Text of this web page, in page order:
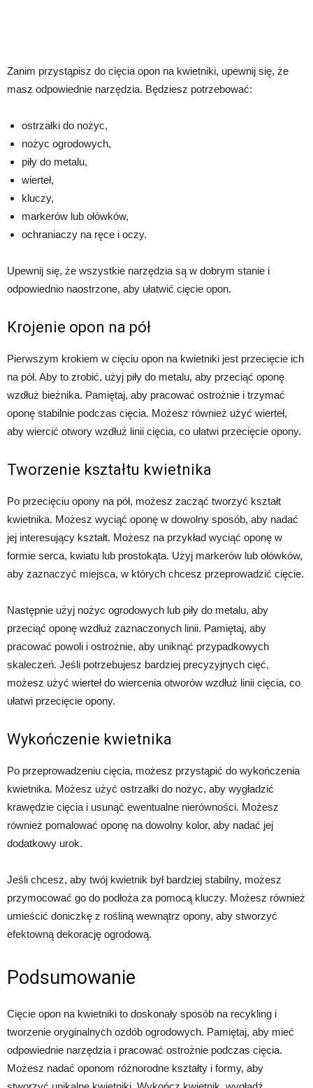
Zanim przystąpisz do cięcia opon na kwietniki, upewnij się, że
masz odpowiednie narzędzia. Będziesz potrzebować:
ostrzałki do nożyc,
nożyc ogrodowych,
piły do metalu,
wierteł,
kluczy,
markerów lub ołówków,
ochraniaczy na ręce i oczy.
Upewnij się, że wszystkie narzędzia są w dobrym stanie i
odpowiednio naostrzone, aby ułatwić cięcie opon.
Krojenie opon na pół
Pierwszym krokiem w cięciu opon na kwietniki jest przecięcie ich
na pół. Aby to zrobić, użyj piły do metalu, aby przeciąć oponę
wzdłuż bieżnika. Pamiętaj, aby pracować ostrożnie i trzymać
oponę stabilnie podczas cięcia. Możesz również użyć wierteł,
aby wiercić otwory wzdłuż linii cięcia, co ułatwi przecięcie opony.
Tworzenie kształtu kwietnika
Po przecięciu opony na pół, możesz zacząć tworzyć kształt
kwietnika. Możesz wyciąć oponę w dowolny sposób, aby nadać
jej interesujący kształt. Możesz na przykład wyciąć oponę w
formie serca, kwiatu lub prostokąta. Użyj markerów lub ołówków,
aby zaznaczyć miejsca, w których chcesz przeprowadzić cięcie.
Następnie użyj nożyc ogrodowych lub piły do metalu, aby
przeciąć oponę wzdłuż zaznaczonych linii. Pamiętaj, aby
pracować powoli i ostrożnie, aby uniknąć przypadkowych
skaleczeń. Jeśli potrzebujesz bardziej precyzyjnych cięć,
możesz użyć wierteł do wiercenia otworów wzdłuż linii cięcia, co
ułatwi przecięcie opony.
Wykończenie kwietnika
Po przeprowadzeniu cięcia, możesz przystąpić do wykończenia
kwietnika. Możesz użyć ostrzałki do nożyc, aby wygładzić
krawędzie cięcia i usunąć ewentualne nierówności. Możesz
również pomalować oponę na dowolny kolor, aby nadać jej
dodatkowy urok.
Jeśli chcesz, aby twój kwietnik był bardziej stabilny, możesz
przymocować go do podłoża za pomocą kluczy. Możesz również
umieścić doniczkę z rośliną wewnątrz opony, aby stworzyć
efektowną dekorację ogrodową.
Podsumowanie
Cięcie opon na kwietniki to doskonały sposób na recykling i
tworzenie oryginalnych ozdób ogrodowych. Pamiętaj, aby mieć
odpowiednie narzędzia i pracować ostrożnie podczas cięcia.
Możesz nadać oponom różnorodne kształty i formy, aby